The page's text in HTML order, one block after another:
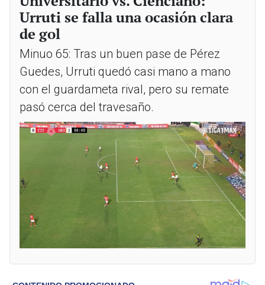
Urruti se falla una ocasión clara
de gol
Minuo 65: Tras un buen pase de Pérez
Guedes, Urruti quedó casi mano a mano
con el guardameta rival, pero su remate
pasó cerca del travesaño.